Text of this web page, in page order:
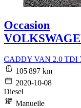
Occasion
CADDY VAN 2.0 TDI
105 897 km
2020-10-08
Diesel
Manuelle